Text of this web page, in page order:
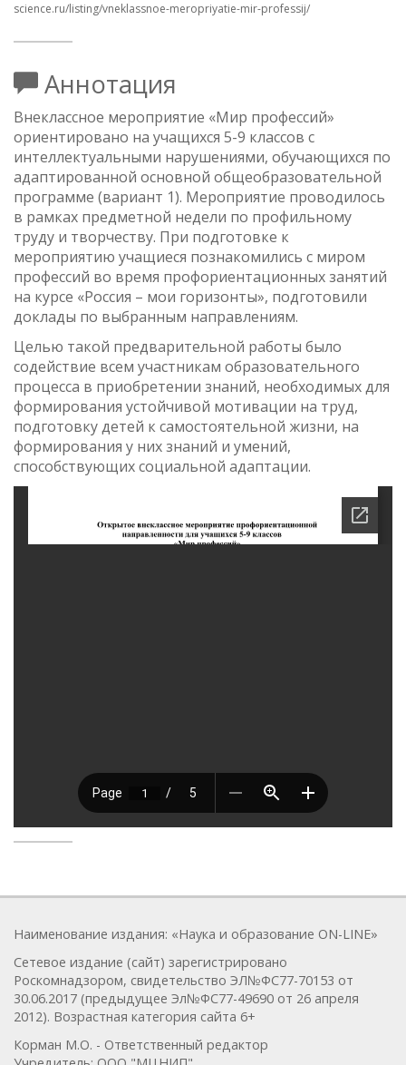
science.ru/listing/vneklassnoe-meropriyatie-mir-professij/
Аннотация
Внеклассное мероприятие «Мир профессий»
ориентировано на учащихся 5-9 классов с
интеллектуальными нарушениями, обучающихся по
адаптированной основной общеобразовательной
программе (вариант 1). Мероприятие проводилось
в рамках предметной недели по профильному
труду и творчеству. При подготовке к
мероприятию учащиеся познакомились с миром
профессий во время профориентационных занятий
на курсе «Россия – мои горизонты», подготовили
доклады по выбранным направлениям.
Целью такой предварительной работы было
содействие всем участникам образовательного
процесса в приобретении знаний, необходимых для
формирования устойчивой мотивации на труд,
подготовку детей к самостоятельной жизни, на
формирования у них знаний и умений,
способствующих социальной адаптации.
Наименование издания: «Наука и образование ON-LINE»
Сетевое издание (сайт) зарегистрировано
Роскомнадзором, свидетельство ЭЛ№ФС77-70153 от
30.06.2017 (предыдущее Эл№ФC77-49690 от 26 апреля
2012). Возрастная категория сайта 6+
Корман М.О. - Ответственный редактор